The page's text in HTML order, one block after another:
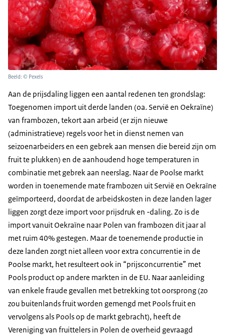
Beeld: © Pexels
Aan de prijsdaling liggen een aantal redenen ten grondslag:
Toegenomen import uit derde landen (oa. Servië en Oekraïne)
van frambozen, tekort aan arbeid (er zijn nieuwe
(administratieve) regels voor het in dienst nemen van
seizoenarbeiders en een gebrek aan mensen die bereid zijn om
fruit te plukken) en de aanhoudend hoge temperaturen in
combinatie met gebrek aan neerslag. Naar de Poolse markt
worden in toenemende mate frambozen uit Servië en Oekraïne
geïmporteerd, doordat de arbeidskosten in deze landen lager
liggen zorgt deze import voor prijsdruk en -daling. Zo is de
import vanuit Oekraïne naar Polen van frambozen dit jaar al
met ruim 40% gestegen. Maar de toenemende productie in
deze landen zorgt niet alleen voor extra concurrentie in de
Poolse markt, het resulteert ook in “prijsconcurrentie” met
Pools product op andere markten in de EU. Naar aanleiding
van enkele fraude gevallen met betrekking tot oorsprong (zo
zou buitenlands fruit worden gemengd met Pools fruit en
vervolgens als Pools op de markt gebracht), heeft de
Vereniging van fruittelers in Polen de overheid gevraagd